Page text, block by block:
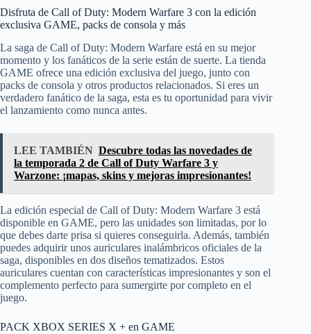
Disfruta de Call of Duty: Modern Warfare 3 con la edición
exclusiva GAME, packs de consola y más
La saga de Call of Duty: Modern Warfare está en su mejor
momento y los fanáticos de la serie están de suerte. La tienda
GAME ofrece una edición exclusiva del juego, junto con
packs de consola y otros productos relacionados. Si eres un
verdadero fanático de la saga, esta es tu oportunidad para vivir
el lanzamiento como nunca antes.
LEE TAMBIÉN Descubre todas las novedades de
la temporada 2 de Call of Duty Warfare 3 y
Warzone: ¡mapas, skins y mejoras impresionantes!
La edición especial de Call of Duty: Modern Warfare 3 está
disponible en GAME, pero las unidades son limitadas, por lo
que debes darte prisa si quieres conseguirla. Además, también
puedes adquirir unos auriculares inalámbricos oficiales de la
saga, disponibles en dos diseños tematizados. Estos
auriculares cuentan con características impresionantes y son el
complemento perfecto para sumergirte por completo en el
juego.
PACK XBOX SERIES X + en GAME